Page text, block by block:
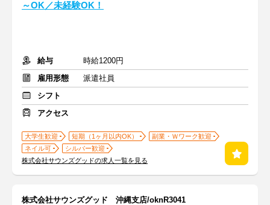
～OK／未経験OK！
給与
時給1200円
雇用形態
派遣社員
シフト
アクセス
大学生歓迎 短期（1ヶ月以内OK）
副業・Ｗワーク歓迎
ネイル可
シルバー歓迎
株式会社サウンズグッドの求人一覧を見る
株式会社サウンズグッド 沖縄支店/oknR3041